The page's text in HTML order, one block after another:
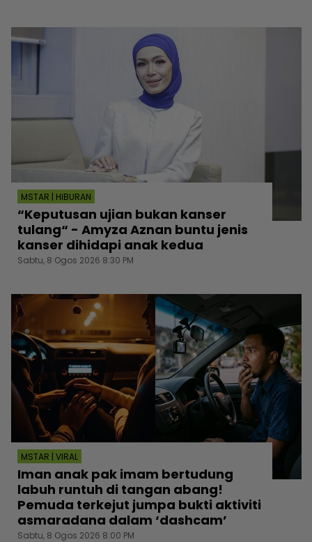
MSTAR | HIBURAN
“Keputusan ujian bukan kanser
tulang“ - Amyza Aznan buntu jenis
kanser dihidapi anak kedua
Sabtu, 8 Ogos 2026 8:30 PM
MSTAR | VIRAL
Iman anak pak imam bertudung
labuh runtuh di tangan abang!
Pemuda terkejut jumpa bukti aktiviti
asmaradana dalam ‘dashcam’
Sabtu, 8 Ogos 2026 8:00 PM